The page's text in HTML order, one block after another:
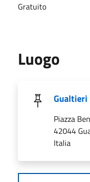
Gratuito
Luogo
Gualtieri
Piazza
42044
Italia